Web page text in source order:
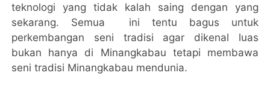
teknologi yang tidak kalah saing dengan yang
sekarang. Semua ini tentu bagus untuk
perkembangan seni tradisi agar dikenal luas
bukan hanya di Minangkabau tetapi membawa
seni tradisi Minangkabau mendunia.